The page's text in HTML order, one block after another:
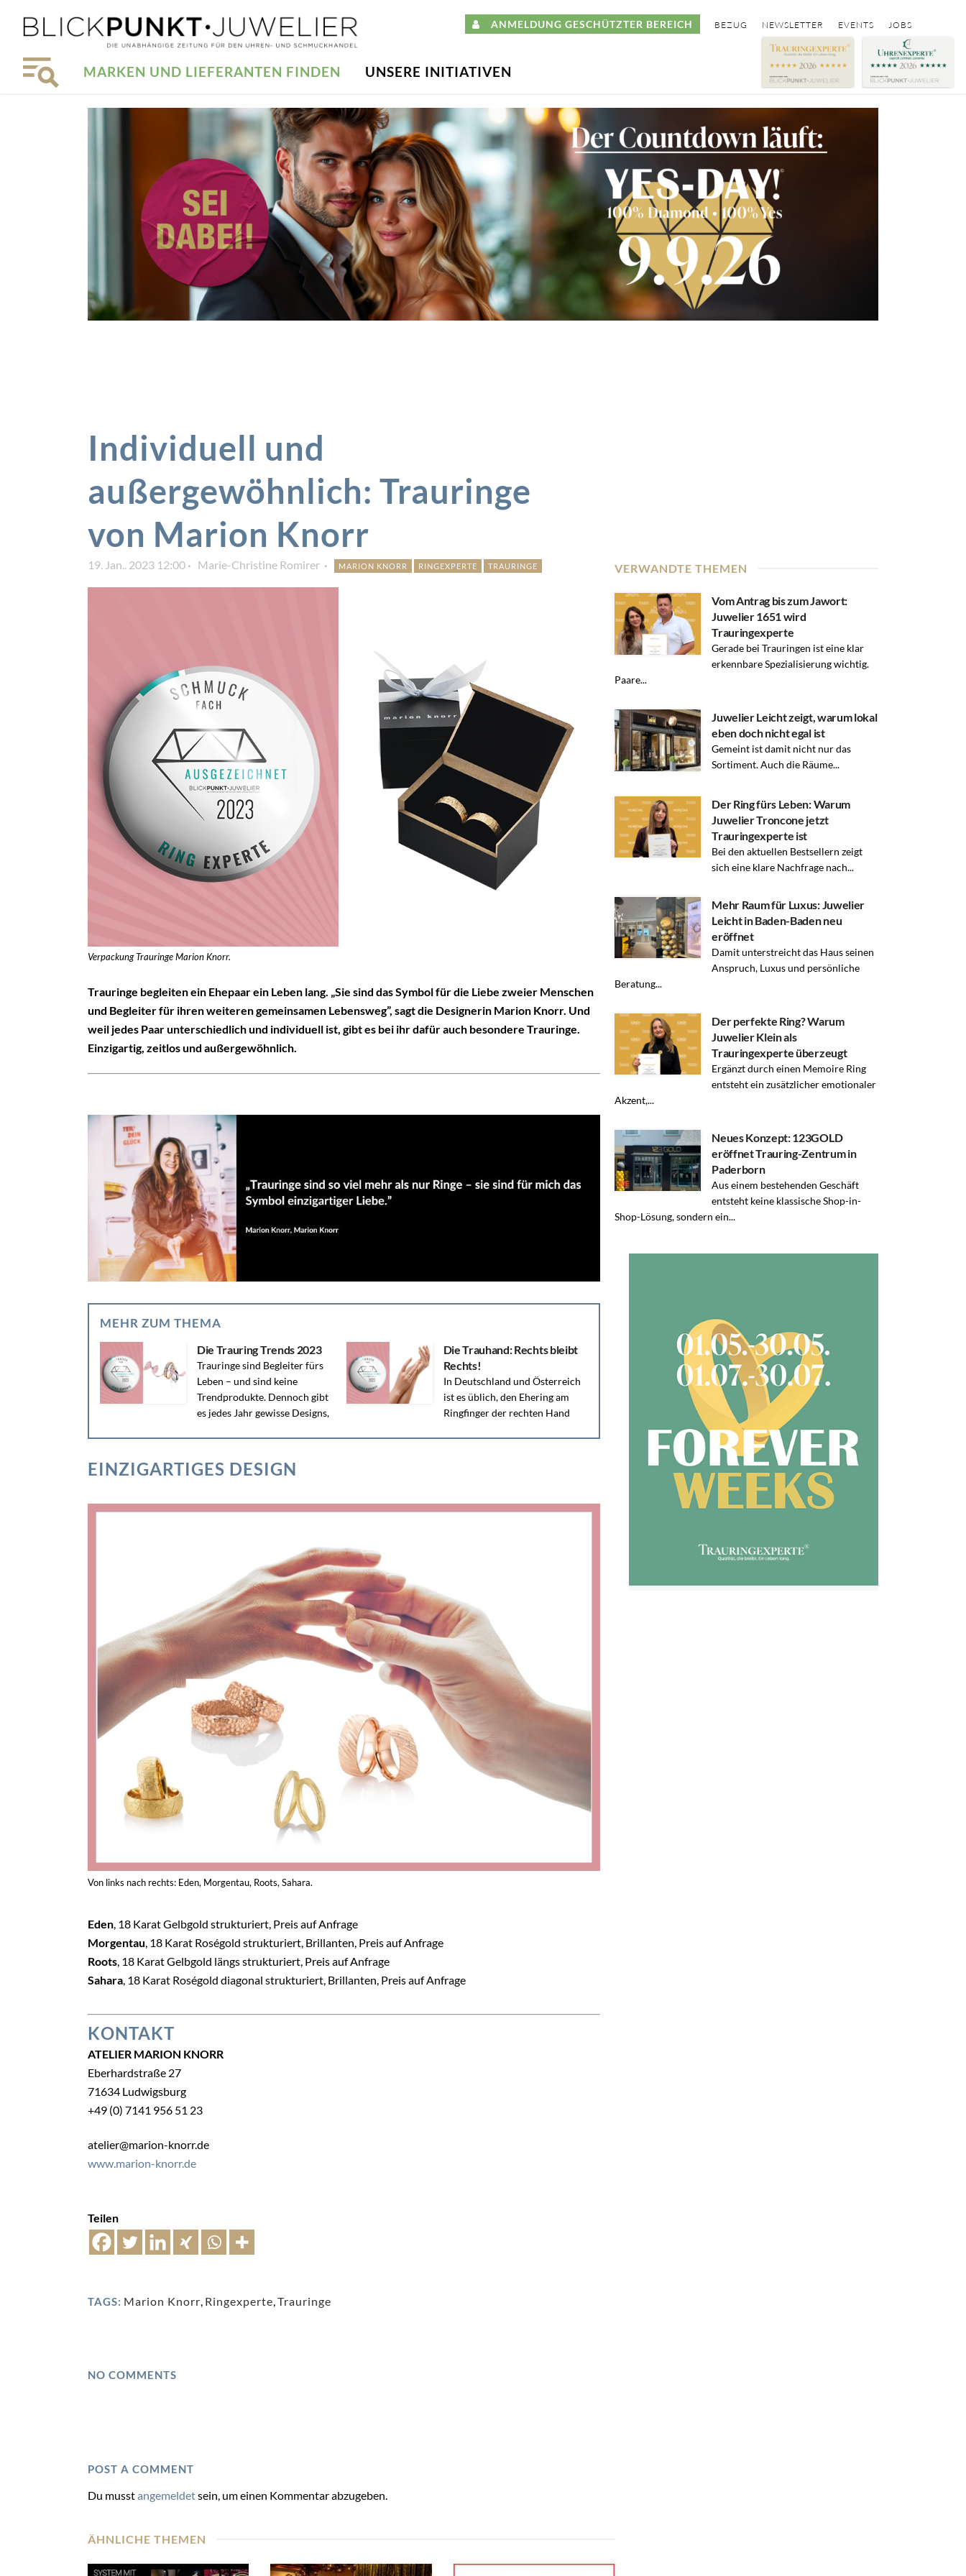
ANMELDUNG GESCHÜTZTER BEREICH BEZUG NEWSLETTER EVENTS JOBS
MARKEN UND LIEFERANTEN FINDEN UNSERE INITIATIVEN
Individuell und
außergewöhnlich: Trauringe
von Marion Knorr
19. Jan.. 2023 12:00 Marie-Christine Romirer MARION KNORR RINGEXPERTE TRAURINGE
Verpackung Trauringe Marion Knorr.
Trauringe begleiten ein Ehepaar ein Leben lang. „Sie sind das Symbol für die Liebe zweier Menschen
und Begleiter für ihren weiteren gemeinsamen Lebensweg”, sagt die Designerin Marion Knorr. Und
weil jedes Paar unterschiedlich und individuell ist, gibt es bei ihr dafür auch besondere Trauringe.
Einzigartig, zeitlos und außergewöhnlich.
MEHR ZUM THEMA
Die Trauring Trends 2023
Trauringe sind Begleiter fürs
Leben – und sind keine
Trendprodukte. Dennoch gibt
es jedes Jahr gewisse Designs,
Die Trauhand: Rechts bleibt
Rechts!
In Deutschland und Österreich
ist es üblich, den Ehering am
Ringfinger der rechten Hand
EINZIGARTIGES DESIGN
Von links nach rechts: Eden, Morgentau, Roots, Sahara.
Eden , 18 Karat Gelbgold strukturiert, Preis auf Anfrage
Morgentau , 18 Karat Roségold strukturiert, Brillanten, Preis auf Anfrage
Roots , 18 Karat Gelbgold längs strukturiert, Preis auf Anfrage
Sahara , 18 Karat Roségold diagonal strukturiert, Brillanten, Preis auf Anfrage
KONTAKT
ATELIER MARION KNORR
Eberhardstraße 27
71634 Ludwigsburg
+49 (0) 7141 956 51 23
atelier@marion-knorr.de
www.marion-knorr.de
Teilen
TAGS: Marion Knorr Ringexperte Trauringe
NO COMMENTS
POST A COMMENT
Du musstangemeldetsein, um einen Kommentar abzugeben.
VERWANDTE THEMEN
Vom Antrag bis zum Jawort:
Juwelier 1651 wird
Trauringexperte
Gerade bei Trauringen ist eine klar
erkennbare Spezialisierung wichtig.
Paare...
Juwelier Leicht zeigt, warum lokal
eben doch nicht egal ist
Gemeint ist damit nicht nur das
Sortiment. Auch die Räume...
Der Ring fürs Leben: Warum
Juwelier Troncone jetzt
Trauringexperte ist
Bei den aktuellen Bestsellern zeigt
sich eine klare Nachfrage nach...
Mehr Raum für Luxus: Juwelier
Leicht in Baden-Baden neu
eröffnet
Damit unterstreicht das Haus seinen
Anspruch, Luxus und persönliche
Beratung...
Der perfekte Ring? Warum
Juwelier Klein als
Trauringexperte überzeugt
Ergänzt durch einen Memoire Ring
entsteht ein zusätzlicher emotionaler
Akzent,...
Neues Konzept: 123GOLD
eröffnet Trauring-Zentrum in
Paderborn
Aus einem bestehenden Geschäft
entsteht keine klassische Shop-in-
Shop-Lösung, sondern ein...
ÄHNLICHE THEMEN